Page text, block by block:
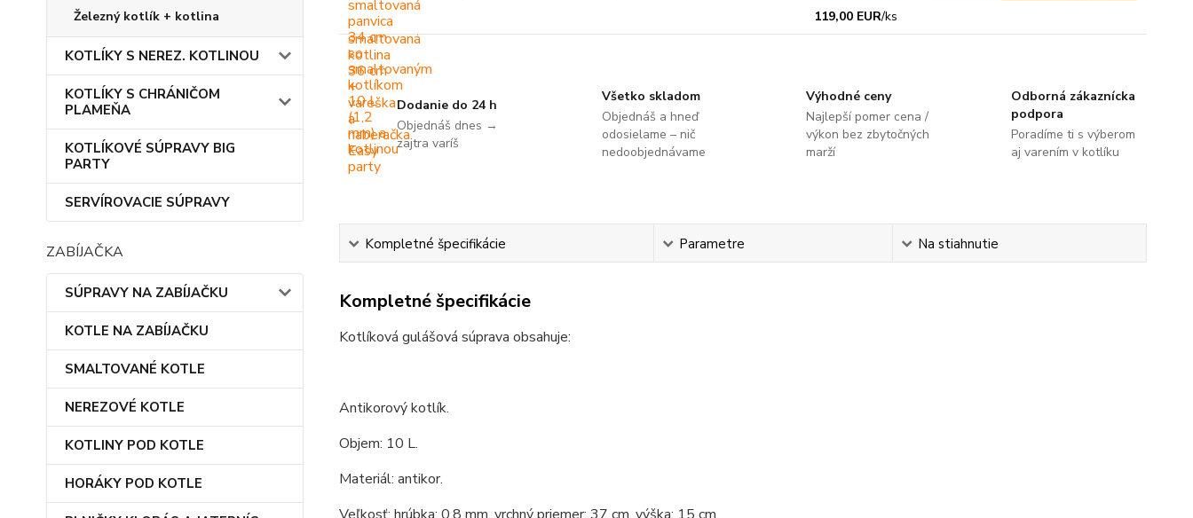
Železný kotlík + kotlina
KOTLÍKY S NEREZ. KOTLINOU
KOTLÍKY S CHRÁNIČOM
PLAMEŇA
KOTLÍKOVÉ SÚPRAVY BIG
PARTY
SERVÍROVACIE SÚPRAVY
ZABÍJAČKA
SÚPRAVY NA ZABÍJAČKU
KOTLE NA ZABÍJAČKU
SMALTOVANÉ KOTLE
NEREZOVÉ KOTLE
KOTLINY POD KOTLE
HORÁKY POD KOTLE
119,00 EUR/ks
Dodanie do 24 h
Objednáš dnes →
zajtra varíš
Všetko skladom
Objednáš a hneď
odosielame – nič
nedoobjednávame
Výhodné ceny
Najlepší pomer cena /
výkon bez zbytočných
marží
Odborná zákaznícka
podpora
Poradíme ti s výberom
aj varením v kotlíku
Kompletné špecifikácie Parametre Na stiahnutie
Kompletné špecifikácie
Kotlíková gulášová súprava obsahuje:
Antikorový kotlík.
Objem: 10 L.
Materiál: antikor.